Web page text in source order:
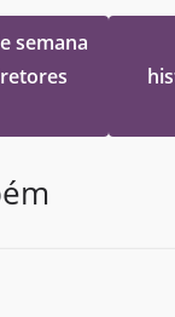
semana